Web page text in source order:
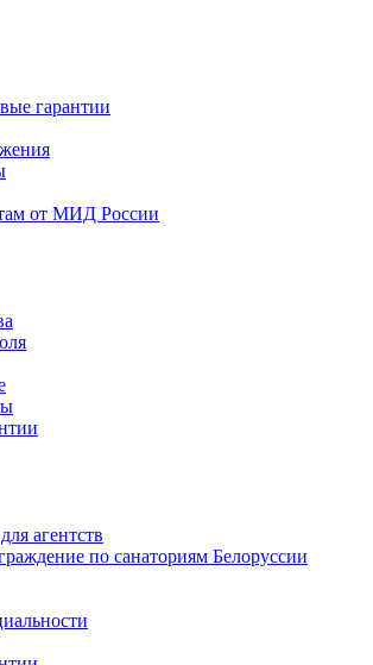
гарантии
от МИД России
агентств
по санаториям Белоруссии